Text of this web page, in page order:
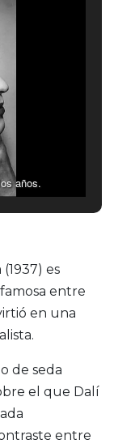
años.
es
entre
en una
de seda
el que Dalí
entre